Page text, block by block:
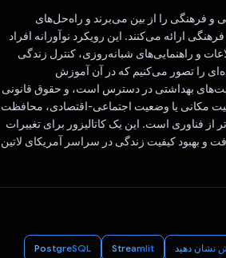
و فرهنگی را از بین می‌برند و راه‌حل‌های
ارائه می‌کنند. این رویکرد نوآورانه افراد
و راهنمایی‌های شبانه‌روزی، کنترل زندگی
را تصور می‌کنیم که در آن آموزش
بهداشتی در دسترس است، و حقوق قانونی
مکانی یا وضعیت اجتماعی-اقتصادی، محافظت
فناوری است. این یک کاتالیزور برای تغییرات
و بهبود کیفیت زندگی در سراسر آمریکای لاتین
نشان دهید Streamlit
PostgreSQL